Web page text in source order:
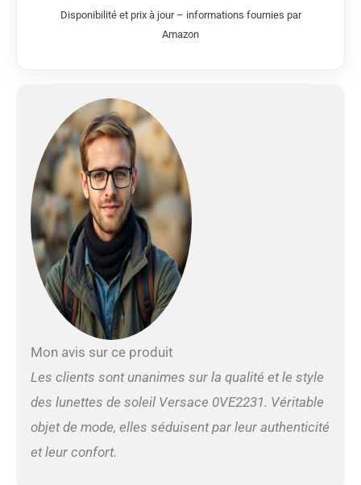
Disponibilité et prix à jour – informations fournies par
Amazon
Mon avis sur ce produit
Les clients sont unanimes sur la qualité et le style
des lunettes de soleil Versace 0VE2231. Véritable
objet de mode, elles séduisent par leur authenticité
et leur confort.